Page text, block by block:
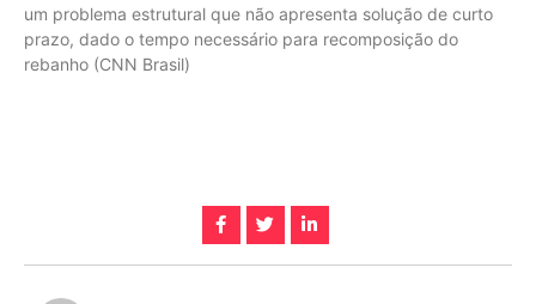
um problema estrutural que não apresenta solução de curto
prazo, dado o tempo necessário para recomposição do
rebanho (CNN Brasil)